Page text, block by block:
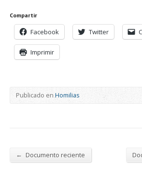
Compartir
Facebook Twitter
Imprimir
Publicado enHomilias
← Documento reciente